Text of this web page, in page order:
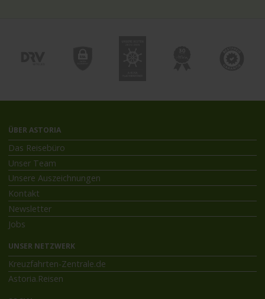
ÜBER ASTORIA
Das Reisebüro
Unser Team
Unsere Auszeichnungen
Kontakt
Newsletter
Jobs
UNSER NETZWERK
Kreuzfahrten-Zentrale.de
Astoria.Reisen